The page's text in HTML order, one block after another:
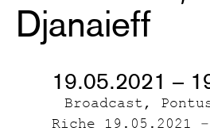
Djanaieff
19.05.2021 –
Broadcast,
Riche 19.05.2021